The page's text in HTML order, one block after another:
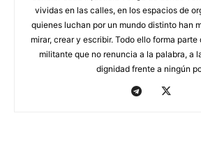
vividas en las calles, en los espacios de
quienes luchan por un mundo distinto han
mirar, crear y escribir. Todo ello forma
militante que no renuncia a la palabra, a
dignidad frente a ningún